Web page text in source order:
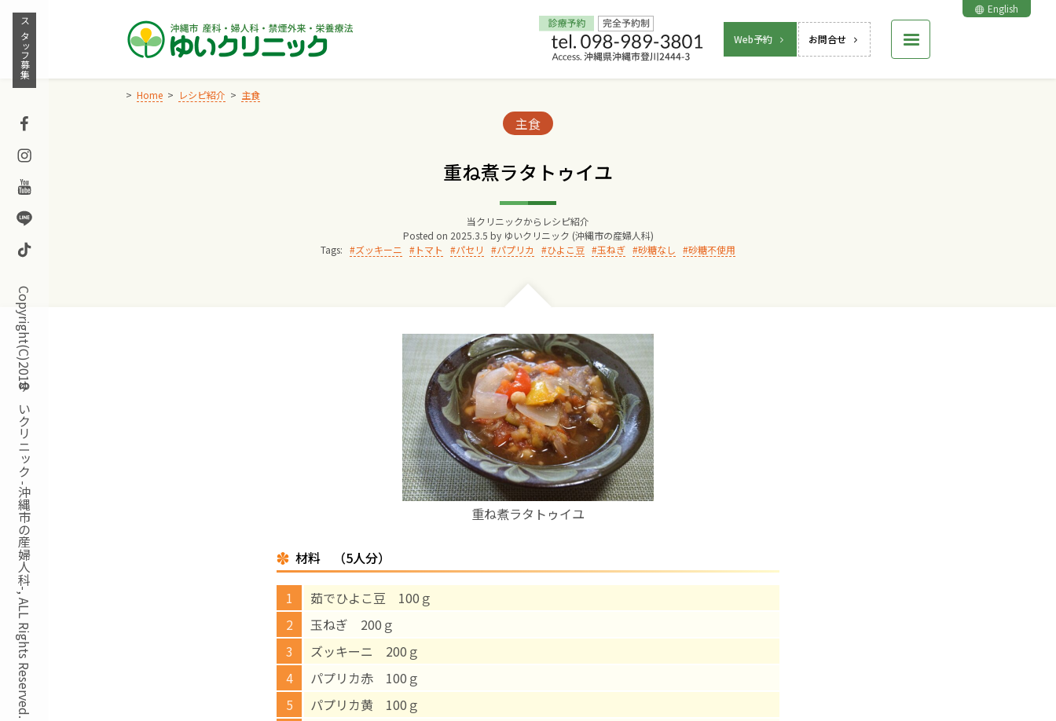
Skip
content
Web予約 お問合せ
English
スタッフ募集
Facebook
Instagram
Youtube
Line
TikTok
Copyright(C)2018ゆいクリニック -沖縄市の産婦人科-, ALL Rights Reserved.
Home レシピ紹介 主食
Categories:
主食
重ね煮ラタトゥイユ
当クリニックからレシピ紹介
Posted on 2025.3.5 by ゆいクリニック (沖縄市の産婦人科)
Tags:
ズッキーニ トマト パセリ パプリカ ひよこ豆 玉ねぎ 砂糖なし 砂糖不使用
重ね煮ラタトゥイユ
材料 （5人分）
茹でひよこ豆 100ｇ
玉ねぎ 200ｇ
ズッキーニ 200ｇ
パプリカ赤 100ｇ
パプリカ黄 100ｇ
Home
院長からのごあいさつ
ゆいクリニックの経営理念
診療料金
妊婦健診
お産について
親と子の結びつき支援
母乳育児
予防接種
‘さんルーム’ でさまざまな講座・クラス
遠方にお住まいで当院での出産を希望される方へ
医師プロフィール